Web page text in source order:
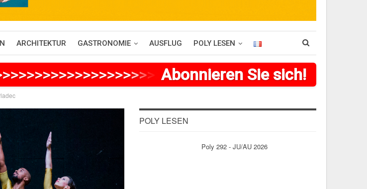
ARCHITEKTUR GASTRONOMIE AUSFLUG POLY LESEN
>>>>>>>>>>>>>>>>>>> >>>>>>>
Abonnieren Sie sich!
POLY LESEN
Poly 292 - JU/AU 2026